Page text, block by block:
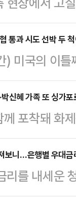
함께 제기
분석을 종
착 상황에
지난 지방선
…
적률 혜택 차
용도지역
공공시설 등
정안은 서울
기준 개정으
. 상한용적
최종적…
통과 시도 선박 두
) 미국의 이
. 해협 통과
.로이터통
부는 이날
모든 선박
모든 선박
통과를 시도
…
신혜 가족 또 싱가포
포착돼 화
격돼 눈길
가족은 디즈
(SNS)에
께 시간을 보
보니…은행별 우대금
를 내세운
달라 가입 전